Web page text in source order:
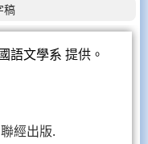
稿
語文學系 提供。
經出版.